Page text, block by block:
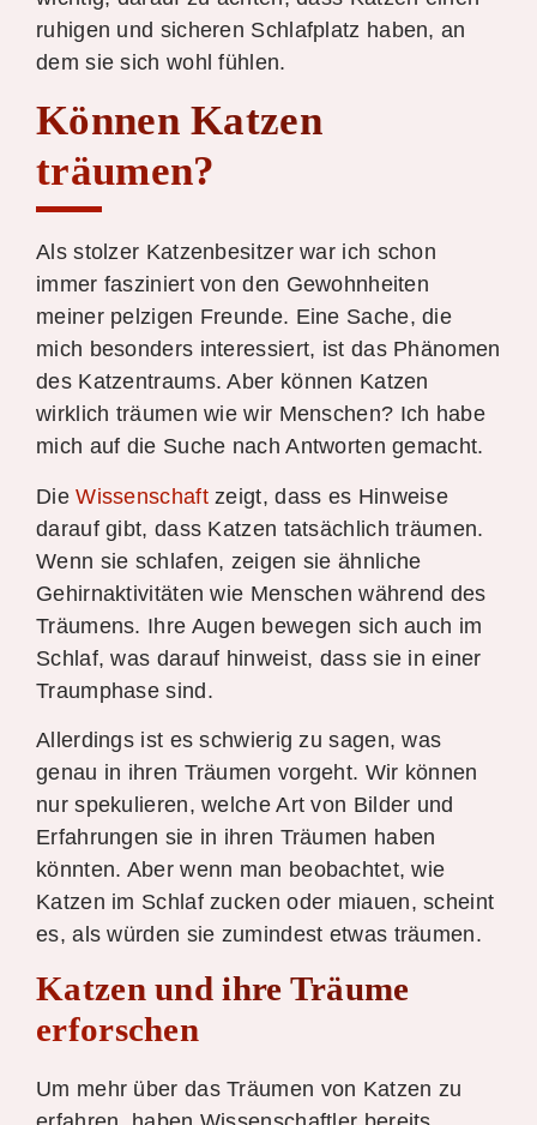
ruhigen und sicheren Schlafplatz haben, an
dem sie sich wohl fühlen.
Können Katzen
träumen?
Als stolzer Katzenbesitzer war ich schon
immer fasziniert von den Gewohnheiten
meiner pelzigen Freunde. Eine Sache, die
mich besonders interessiert, ist das Phänomen
des Katzentraums. Aber können Katzen
wirklich träumen wie wir Menschen? Ich habe
mich auf die Suche nach Antworten gemacht.
DieWissenschaftzeigt, dass es Hinweise
darauf gibt, dass Katzen tatsächlich träumen.
Wenn sie schlafen, zeigen sie ähnliche
Gehirnaktivitäten wie Menschen während des
Träumens. Ihre Augen bewegen sich auch im
Schlaf, was darauf hinweist, dass sie in einer
Traumphase sind.
Allerdings ist es schwierig zu sagen, was
genau in ihren Träumen vorgeht. Wir können
nur spekulieren, welche Art von Bilder und
Erfahrungen sie in ihren Träumen haben
könnten. Aber wenn man beobachtet, wie
Katzen im Schlaf zucken oder miauen, scheint
es, als würden sie zumindest etwas träumen.
Katzen und ihre Träume
erforschen
Um mehr über das Träumen von Katzen zu